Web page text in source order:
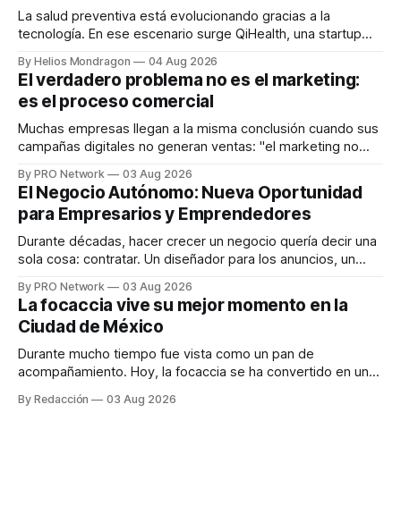
La salud preventiva está evolucionando gracias a la
tecnología. En ese escenario surge QiHealth, una startup
dispositivos inteligentes, inteligencia artificial y monitoreo
en tiempo real para ayudar a las personas a tomar mejores
decisiones sobre su salud metabólica. Su propuesta busca
responder
By Helios Mondragon 04 Aug 2026
El verdadero problema no es el marketing:
es el proceso comercial
Muchas empresas llegan a la misma conclusión cuando sus
campañas digitales no generan ventas: "el marketing no
INTERIUS, el problema suele estar en otro lugar. Durante
una entrevista para el podcast SER PRO, el especialista en
marketing digital explicó que
By PRO Network 03 Aug 2026
El Negocio Autónomo: Nueva Oportunidad
para Empresarios y Emprendedores
Durante décadas, hacer crecer un negocio quería decir una
sola cosa: contratar. Un diseñador para los anuncios, un
para los textos, alguien que supiera de publicidad digital
para encontrar prospectos, un vendedor para atender
llamadas y mensajes, y —con suerte— una persona
By PRO Network 03 Aug 2026
La focaccia vive su mejor momento en la
Ciudad de México
Durante mucho tiempo fue vista como un pan de
acompañamiento. Hoy, la focaccia se ha convertido en uno
artesanal, ingredientes de calidad y experiencias que
By Redacción 03 Aug 2026